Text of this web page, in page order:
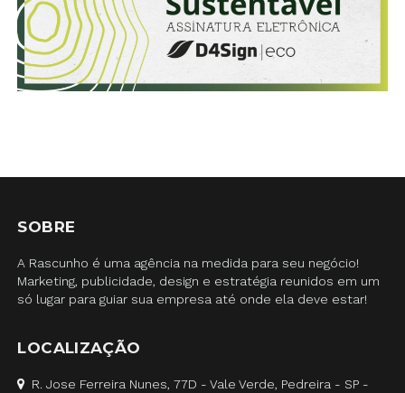
SOBRE
A Rascunho é uma agência na medida para seu negócio!
Marketing, publicidade, design e estratégia reunidos em um
só lugar para guiar sua empresa até onde ela deve estar!
LOCALIZAÇÃO
R. Jose Ferreira Nunes, 77D - Vale Verde, Pedreira - SP -